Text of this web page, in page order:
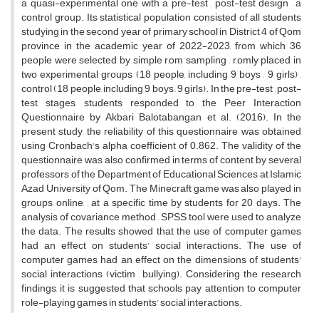
control group. Its statistical population consisted of all students
studying in the second year of primary school in District 4 of Qom
province in the academic year of 2022-2023, from which 36
people were selected by simple r,om sampling , r,omly placed in
two experimental groups (18 people, including 9 boys , 9 girls) ,
control (18 people, including 9 boys , 9 girls). In the pre-test , post-
test stages, students responded to the Peer Interaction
Questionnaire by Akbari Balotabangan et al. (2016). In the
present study, the reliability of this questionnaire was obtained
using Cronbach's alpha coefficient of 0.862. The validity of the
questionnaire was also confirmed in terms of content by several
professors of the Department of Educational Sciences at Islamic
Azad University of Qom. The Minecraft game was also played in
groups, online, , at a specific time by students for 20 days. The
analysis of covariance method , SPSS tool were used to analyze
the data. The results showed that the use of computer games
had an effect on students' social interactions. The use of
computer games had an effect on the dimensions of students'
social interactions (victim , bullying). Considering the research
findings, it is suggested that schools pay attention to computer
role-playing games in students' social interactions.